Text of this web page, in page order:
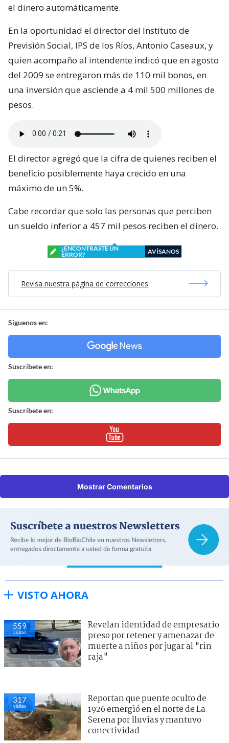
el dinero automáticamente.
En la oportunidad el director del Instituto de
Previsión Social, IPS de los Ríos, Antonio Caseaux, y
quien acompaño al intendente indicó que en agosto
del 2009 se entregaron más de 110 mil bonos, en
una inversión que asciende a 4 mil 500 millones de
pesos.
El director agregó que la cifra de quienes reciben el
beneficio posiblemente haya crecido en una
máximo de un 5%.
Cabe recordar que solo las personas que perciben
un sueldo inferior a 457 mil pesos reciben el dinero.
¿ENCONTRASTE UN
ERROR?
AVÍSANOS
Revisa nuestra página de correcciones
Síguenos en:
Suscríbete en:
Suscríbete en:
Mostrar Comentarios
VISTO AHORA
559
visitas
Revelan identidad de empresario
preso por retener y amenazar de
muerte a niños por jugar al "rin
raja"
317
visitas
Reportan que puente oculto de
1926 emergió en el norte de La
Serena por lluvias y mantuvo
conectividad